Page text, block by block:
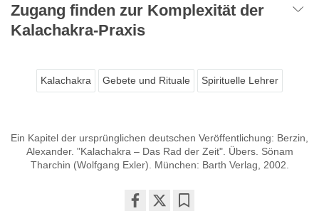
Zugang finden zur Komplexität der
Kalachakra-Praxis
Kalachakra Gebete und Rituale Spirituelle Lehrer
Ein Kapitel der ursprünglichen deutschen Veröffentlichung: Berzin,
Alexander. "Kalachakra – Das Rad der Zeit". Übers. Sönam
Tharchin (Wolfgang Exler). München: Barth Verlag, 2002.